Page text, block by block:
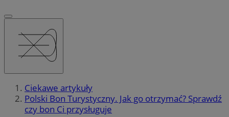
Ciekawe artykuły
Polski Bon Turystyczny. Jak go otrzymać? Sprawdź
czy bon Ci przysługuje